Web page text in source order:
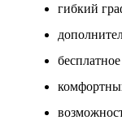
гибкий